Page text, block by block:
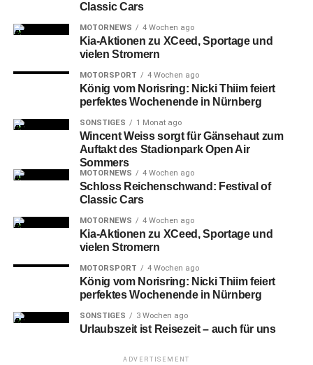
Classic Cars
MOTORNEWS 4 Wochen ago
Kia-Aktionen zu XCeed, Sportage und
vielen Stromern
MOTORSPORT 4 Wochen ago
König vom Norisring: Nicki Thiim feiert
perfektes Wochenende in Nürnberg
SONSTIGES 1 Monat ago
Wincent Weiss sorgt für Gänsehaut zum
Auftakt des Stadionpark Open Air
Sommers
MOTORNEWS 4 Wochen ago
Schloss Reichenschwand: Festival of
Classic Cars
MOTORNEWS 4 Wochen ago
Kia-Aktionen zu XCeed, Sportage und
vielen Stromern
MOTORSPORT 4 Wochen ago
König vom Norisring: Nicki Thiim feiert
perfektes Wochenende in Nürnberg
SONSTIGES 3 Wochen ago
Urlaubszeit ist Reisezeit – auch für uns
ADVERTISEMENT